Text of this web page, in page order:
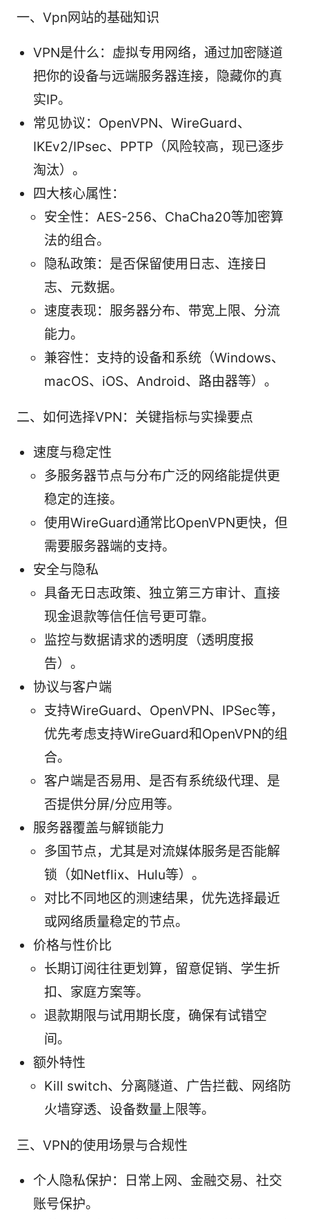
一、Vpn网站的基础知识
VPN是什么：虚拟专用网络，通过加密隧道
把你的设备与远端服务器连接，隐藏你的真
实IP。
常见协议：OpenVPN、WireGuard、
IKEv2/IPsec、PPTP（风险较高，现已逐步
淘汰）。
四大核心属性：
安全性：AES-256、ChaCha20等加密算
法的组合。
隐私政策：是否保留使用日志、连接日
志、元数据。
速度表现：服务器分布、带宽上限、分流
能力。
兼容性：支持的设备和系统（Windows、
macOS、iOS、Android、路由器等）。
二、如何选择VPN：关键指标与实操要点
速度与稳定性
多服务器节点与分布广泛的网络能提供更
稳定的连接。
使用WireGuard通常比OpenVPN更快，但
需要服务器端的支持。
安全与隐私
具备无日志政策、独立第三方审计、直接
现金退款等信任信号更可靠。
监控与数据请求的透明度（透明度报
告）。
协议与客户端
支持WireGuard、OpenVPN、IPSec等，
优先考虑支持WireGuard和OpenVPN的组
合。
客户端是否易用、是否有系统级代理、是
否提供分屏/分应用等。
服务器覆盖与解锁能力
多国节点，尤其是对流媒体服务是否能解
锁（如Netflix、Hulu等）。
对比不同地区的测速结果，优先选择最近
或网络质量稳定的节点。
价格与性价比
长期订阅往往更划算，留意促销、学生折
扣、家庭方案等。
退款期限与试用期长度，确保有试错空
间。
额外特性
Kill switch、分离隧道、广告拦截、网络防
火墙穿透、设备数量上限等。
三、VPN的使用场景与合规性
个人隐私保护：日常上网、金融交易、社交
账号保护。